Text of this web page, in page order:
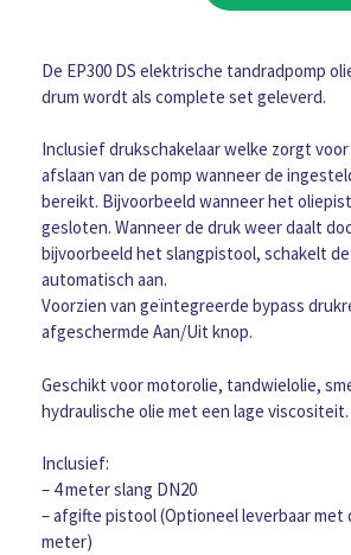
DS
incl.
200
ltr.
drum
en
afgifte
slangen
en
doseerpistool
De EP300 DS elektrische tandradpomp
drum wordt als complete set geleverd.
Inclusief drukschakelaar welke zorgt
afslaan van de pomp wanneer de
bereikt. Bijvoorbeeld wanneer het
gesloten. Wanneer de druk weer daalt
bijvoorbeeld het slangpistool, schakelt
automatisch aan.
Voorzien van geïntegreerde bypass
afgeschermde Aan/Uit knop.
Geschikt voor motorolie, tandwielolie,
hydraulische olie met een lage viscositeit.
Inclusief:
– 4 meter slang DN20
– afgifte pistool (Optioneel leverbaar met
meter)